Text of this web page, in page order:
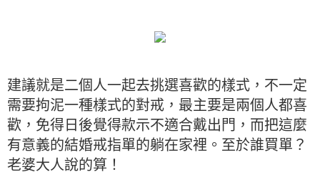
建議就是二個人一起去挑選喜歡的樣式，不一定
需要拘泥一種樣式的對戒，最主要是兩個人都喜
歡，免得日後覺得款示不適合戴出門，而把這麼
有意義的結婚戒指單的躺在家裡。至於誰買單？
老婆大人說的算！